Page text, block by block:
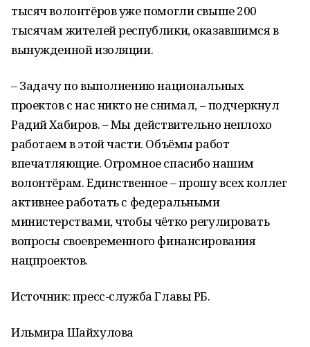
тысяч волонтёров уже помогли свыше 200
тысячам жителей республики, оказавшимся в
вынужденной изоляции.
– Задачу по выполнению национальных
проектов с нас никто не снимал, – подчеркнул
Радий Хабиров. – Мы действительно неплохо
работаем в этой части. Объёмы работ
впечатляющие. Огромное спасибо нашим
волонтёрам. Единственное – прошу всех коллег
активнее работать с федеральными
министерствами, чтобы чётко регулировать
вопросы своевременного финансирования
нацпроектов.
Источник: пресс-служба Главы РБ.
Ильмира Шайхулова